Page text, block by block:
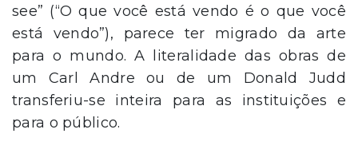
see” (“O que você está vendo é o que você
está vendo”), parece ter migrado da arte
para o mundo. A literalidade das obras de
um Carl Andre ou de um Donald Judd
transferiu-se inteira para as instituições e
para o público.